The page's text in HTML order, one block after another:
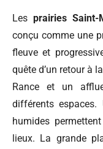
Lesprairies Saint-
conçu comme une
fleuve et
quête d’un retour à
Rance et un
différents
humides
lieux. La grande